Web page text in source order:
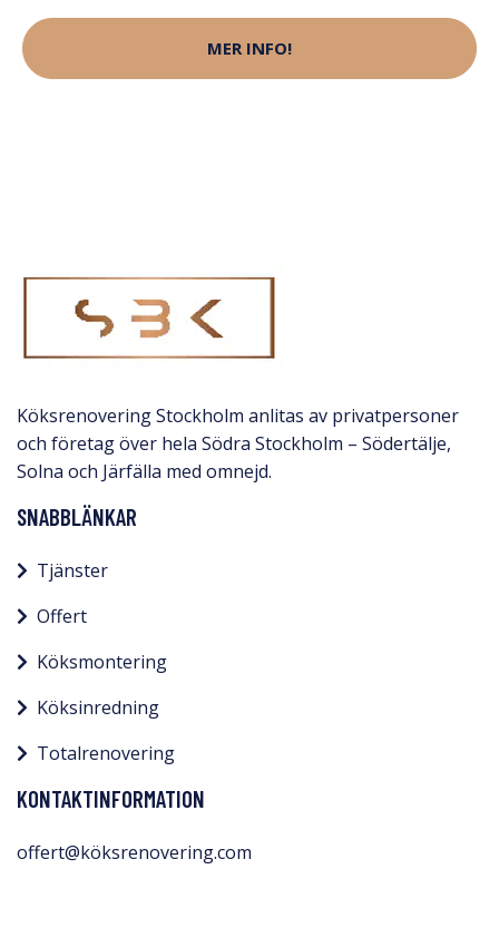
MER INFO!
Köksrenovering Stockholm anlitas av privatpersoner
och företag över hela Södra Stockholm – Södertälje,
Solna och Järfälla med omnejd.​
SNABBLÄNKAR
Tjänster
Offert
Köksmontering
Köksinredning
Totalrenovering
KONTAKTINFORMATION
offert@köksrenovering.com